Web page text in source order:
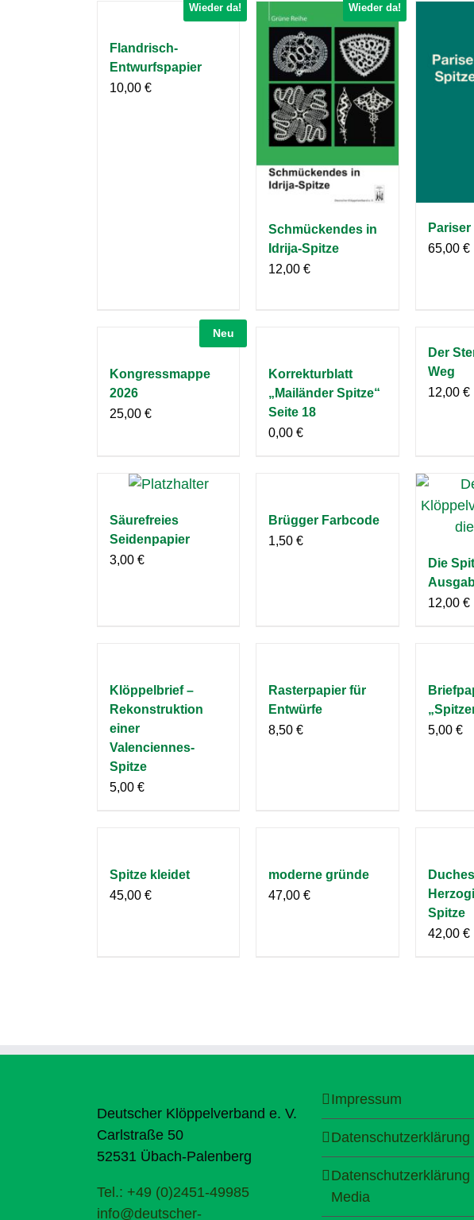
Wieder da!
Flandrisch-
Entwurfspapier
10,00 €
Wieder da!
Schmückendes in
Idrija-Spitze
12,00€
65,00 €
Neu
Kongressmappe
2026
25,00 €
Korrekturblatt
„Mailänder Spitze“
Seite 18
0,00€
Der
Weg
12,00 €
Säurefreies
Seidenpapier
3,00 €
Brügger Farbcode
1,50€
Die
12,00 €
Klöppelbrief –
Rekonstruktion
einer
Valenciennes-
Spitze
5,00 €
Rasterpapier für
Entwürfe
8,50€
5,00 €
Spitze kleidet
45,00 €
moderne gründe
47,00€
Spitze
42,00 €
Deutscher Klöppelverband e. V.
Carlstraße 50
52531 Übach-Palenberg
Tel.: +49 (0)2451-49985
info@deutscher-
Impressum
Datenschutzerklärung
Datenschutzerklärung
Media